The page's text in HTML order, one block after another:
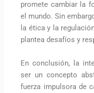
promete cambiar la
el mundo. Sin
la ética y la
plantea desafíos y
En conclusión, la
ser un concepto
fuerza impulsora de